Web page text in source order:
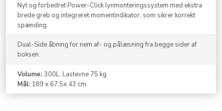
Nyt og forbedret Power-Click lynmonteringssystem med ekstra
brede greb og integreret momentindikator, som sikrer korrekt
spænding.
Dual-Side åbning for nem af- og pålæsning fra begge sider af
boksen.
Volume: 300L. Lastevne 75 kg
Mål: 189 x 67,5x 43 cm.​